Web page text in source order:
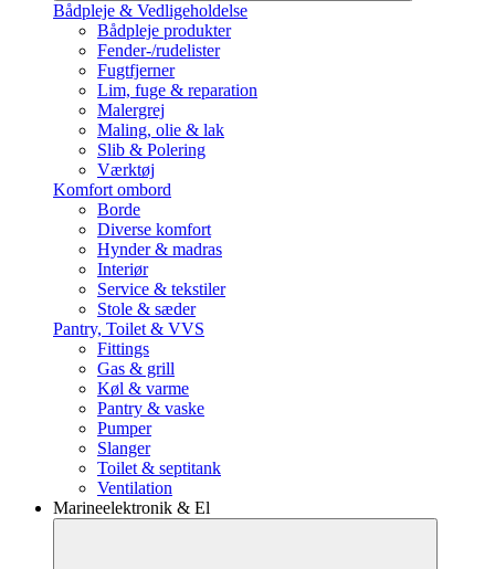
Bådpleje & Vedligeholdelse
Bådpleje produkter
Fender-/rudelister
Fugtfjerner
Lim, fuge & reparation
Malergrej
Maling, olie & lak
Slib & Polering
Værktøj
Komfort ombord
Borde
Diverse komfort
Hynder & madras
Interiør
Service & tekstiler
Stole & sæder
Pantry, Toilet & VVS
Fittings
Gas & grill
Køl & varme
Pantry & vaske
Pumper
Slanger
Toilet & septitank
Ventilation
Marineelektronik & El